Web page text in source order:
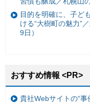
目的を明確に、子ど
ける“大樹町の魅力”
9日）
おすすめ情報 <PR>
貴社Webサイトの“事